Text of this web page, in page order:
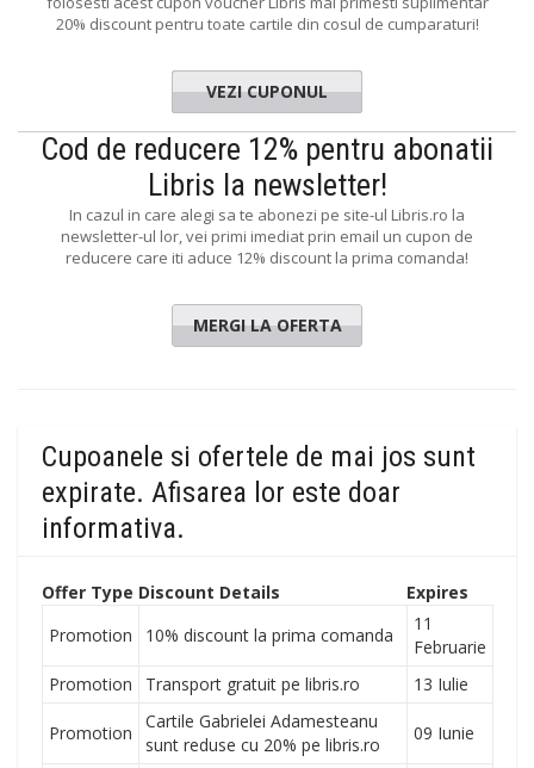
20% discount pentru toate cartile din cosul de cumparaturi!
UNDENTA
VEZI CUPONUL
Cod de reducere 12% pentru abonatii
Libris la newsletter!
In cazul in care alegi sa te abonezi pe site-ul Libris.ro la
newsletter-ul lor, vei primi imediat prin email un cupon de
reducere care iti aduce 12% discount la prima comanda!
MERGI LA OFERTA
Cupoanele si ofertele de mai jos sunt
expirate. Afisarea lor este doar
informativa.
Offer Type Discount Details
Expires
Promotion
10% discount la prima comanda
11
Februarie
Promotion
Transport gratuit pe libris.ro 13 Iulie
Promotion
Cartile Gabrielei Adamesteanu
sunt reduse cu 20% pe libris.ro
09 Iunie